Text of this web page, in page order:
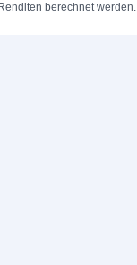
berechnet werden.